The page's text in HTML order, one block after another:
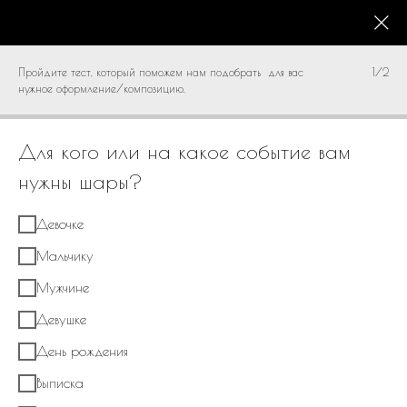
Пройдите тест, который поможем нам подобрать для вас
нужное оформление/композицию.
1/2
Для кого или на какое событие вам
нужны шары?
Девочке
Мальчику
Мужчине
Девушке
День рождения
Выписка